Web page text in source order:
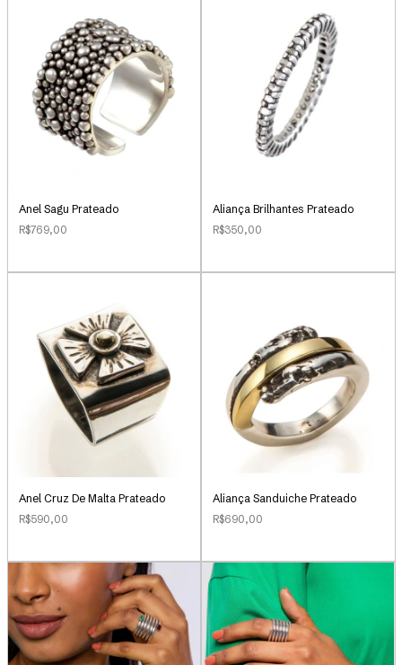
Anel Sagu Prateado
R$769,00
Aliança Brilhantes Prateado
R$350,00
Anel Cruz De Malta Prateado
R$590,00
Aliança Sanduiche Prateado
R$690,00